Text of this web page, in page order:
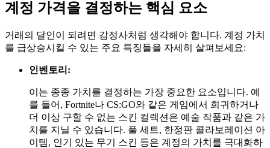
계정 가격을 결정하는 핵심 요소
거래의 달인이 되려면 감정사처럼 생각해야 합니다. 계정 가치
를 급상승시킬 수 있는 주요 특징들을 자세히 살펴보세요:
인벤토리:
이는 종종 가치를 결정하는 가장 중요한 요소입니다. 예
를 들어, Fortnite나 CS:GO와 같은 게임에서 희귀하거나
더 이상 구할 수 없는 스킨 컬렉션은 예술 작품과 같은 가
치를 지닐 수 있습니다. 풀 세트, 한정판 콜라보레이션 아
이템, 인기 있는 무기 스킨 등은 계정의 가치를 극대화하